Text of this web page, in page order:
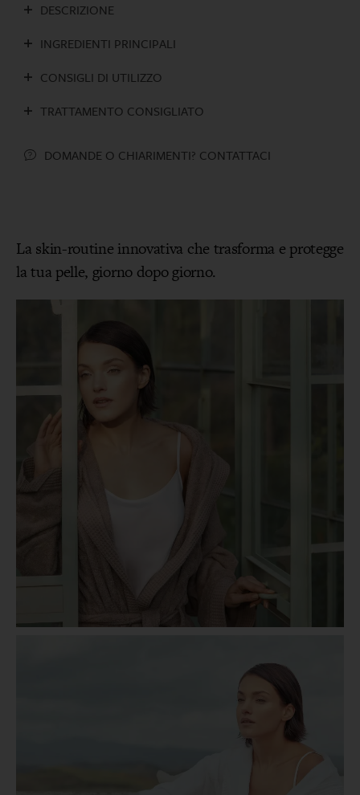
DESCRIZIONE
INGREDIENTI PRINCIPALI
CONSIGLI DI UTILIZZO
TRATTAMENTO CONSIGLIATO
DOMANDE O CHIARIMENTI? CONTATTACI
La skin-routine innovativa che trasforma e protegge
la tua pelle, giorno dopo giorno.